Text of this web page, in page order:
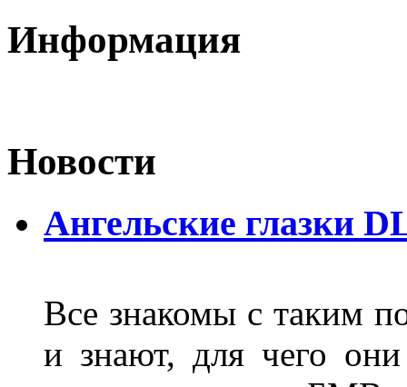
Информация
Новости
Ангельские глазки
Все знакомы с таким
и знают, для чего